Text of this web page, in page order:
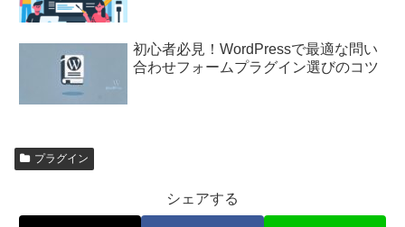
初心者必見！WordPressで最適な問い
合わせフォームプラグイン選びのコツ
プラグイン
シェアする